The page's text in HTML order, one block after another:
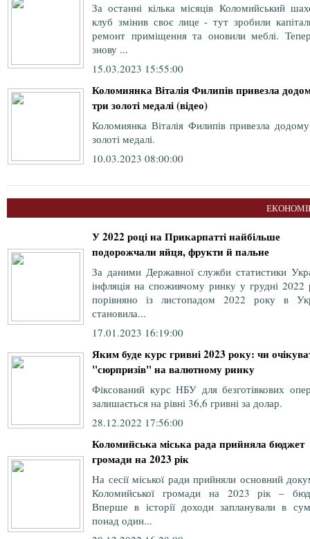
За останні кілька місяців Коломийський
клуб змінив своє лице - тут зробили
ремонт приміщення та оновили меблі.
знову ...
15.03.2023 15:55:00
Коломиянка Віталія Филипів привезла
три золоті медалі (відео)
Коломиянка Віталія Филипів привезла
золоті медалі.
10.03.2023 08:00:00
У 2022 році на Прикарпатті найбільше
подорожчали яйця, фрукти й пальне
За даними Державної служби статистики
інфляція на споживчому ринку у грудні 2022
порівняно із листопадом 2022 року в
становила...
17.01.2023 16:19:00
Яким буде курс гривні 2023 року: чи
"сюрпризів" на валютному ринку
Фіксований курс НБУ для безготівкових
залишається на рівні 36,6 гривні за долар.
28.12.2022 17:56:00
Коломийська міська рада прийняла бюджет
громади на 2023 рік
На сесії міської ради прийняли основний
Коломийської громади на 2023 рік –
Вперше в історії доходи запланували в
понад один...